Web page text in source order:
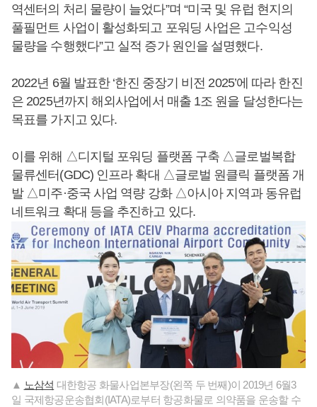
역센터의 처리 물량이 늘었다”며 “미국 및 유럽 현지의
풀필먼트 사업이 활성화되고 포워딩 사업은 고수익성
물량을 수행했다”고 실적 증가 원인을 설명했다.
2022년 6월 발표한 ‘한진 중장기 비전 2025’에 따라 한진
은 2025년까지 해외사업에서 매출 1조 원을 달성한다는
목표를 가지고 있다.
이를 위해 △디지털 포워딩 플랫폼 구축 △글로벌복합
물류센터(GDC) 인프라 확대 △글로벌 원클릭 플랫폼 개
발 △미주·중국 사업 역량 강화 △아시아 지역과 동유럽
네트워크 확대 등을 추진하고 있다.
▲ 노삼석 대한항공 화물사업본부장(왼쪽 두 번째)이 2019년 6월3
일 국제항공운송협회(IATA)로부터 항공화물로 의약품을 운송할 수